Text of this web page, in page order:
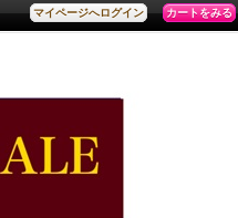
マイページへログイン カートをみる